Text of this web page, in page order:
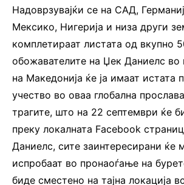
Надоврзувајќи се на САД,
Мексико, Нигерија и низа други
комплетираат листата од вкупно
обожавателите на Џек Даниелс во
на Македонија ќе ја имаат истата
учество во оваа глобална
трагите, што на 22 септември ќе
преку локалната Facebook
Даниелс, сите заинтересирани ќе
испробаат во пронаоѓање на
биде сместено на тајна локација